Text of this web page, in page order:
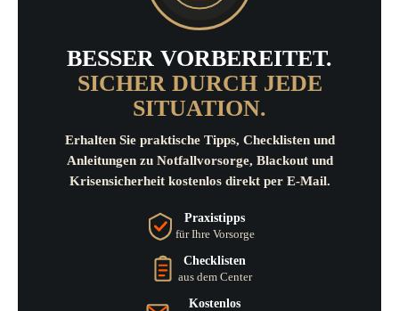
BESSER VORBEREITET.
SICHER DURCH JEDE
SITUATION.
Erhalten Sie praktische Tipps, Checklisten und
Anleitungen zu Notfallvorsorge, Blackout und
Krisensicherheit kostenlos direkt per E-Mail.
Praxistipps
für Ihre Vorsorge
Checklisten
aus dem Center
Kostenlos